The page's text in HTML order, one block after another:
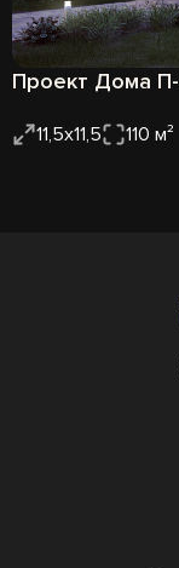
Проект Дома
11,5х11,5 110 м²